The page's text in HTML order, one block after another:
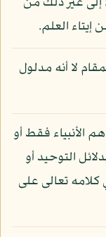
إيتاء العلم.
لا أنه مدلول
الأنبياء فقط أو
التوحيد أو
كلامه تعالى على